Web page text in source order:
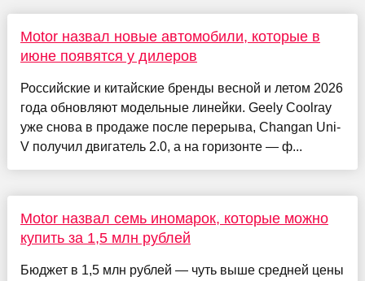
Motor назвал новые автомобили, которые в
июне появятся у дилеров
Российские и китайские бренды весной и летом 2026
года обновляют модельные линейки. Geely Coolray
уже снова в продаже после перерыва, Changan Uni-
V получил двигатель 2.0, а на горизонте — ф...
Motor назвал семь иномарок, которые можно
купить за 1,5 млн рублей
Бюджет в 1,5 млн рублей — чуть выше средней цены